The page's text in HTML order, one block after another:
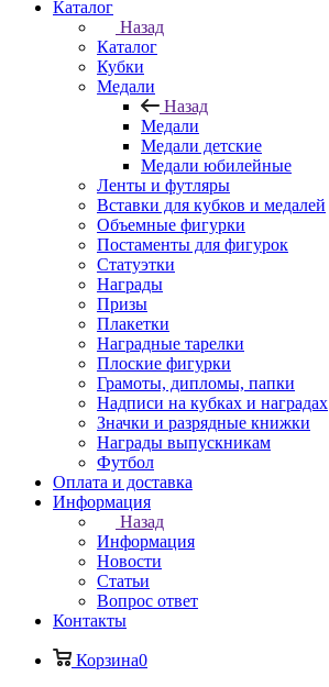
Каталог
Назад
Каталог
Кубки
Медали
Назад
Медали
Медали детские
Медали юбилейные
Ленты и футляры
Вставки для кубков и медалей
Объемные фигурки
Постаменты для фигурок
Статуэтки
Награды
Призы
Плакетки
Наградные тарелки
Плоские фигурки
Грамоты, дипломы, папки
Надписи на кубках и наградах
Значки и разрядные книжки
Награды выпускникам
Футбол
Оплата и доставка
Информация
Назад
Информация
Новости
Статьи
Вопрос ответ
Контакты
Корзина0